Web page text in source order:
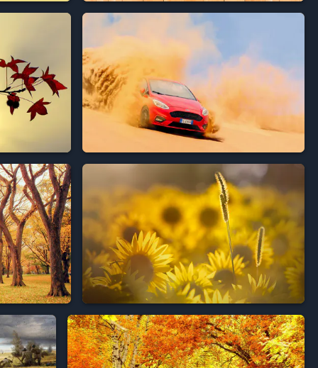

 